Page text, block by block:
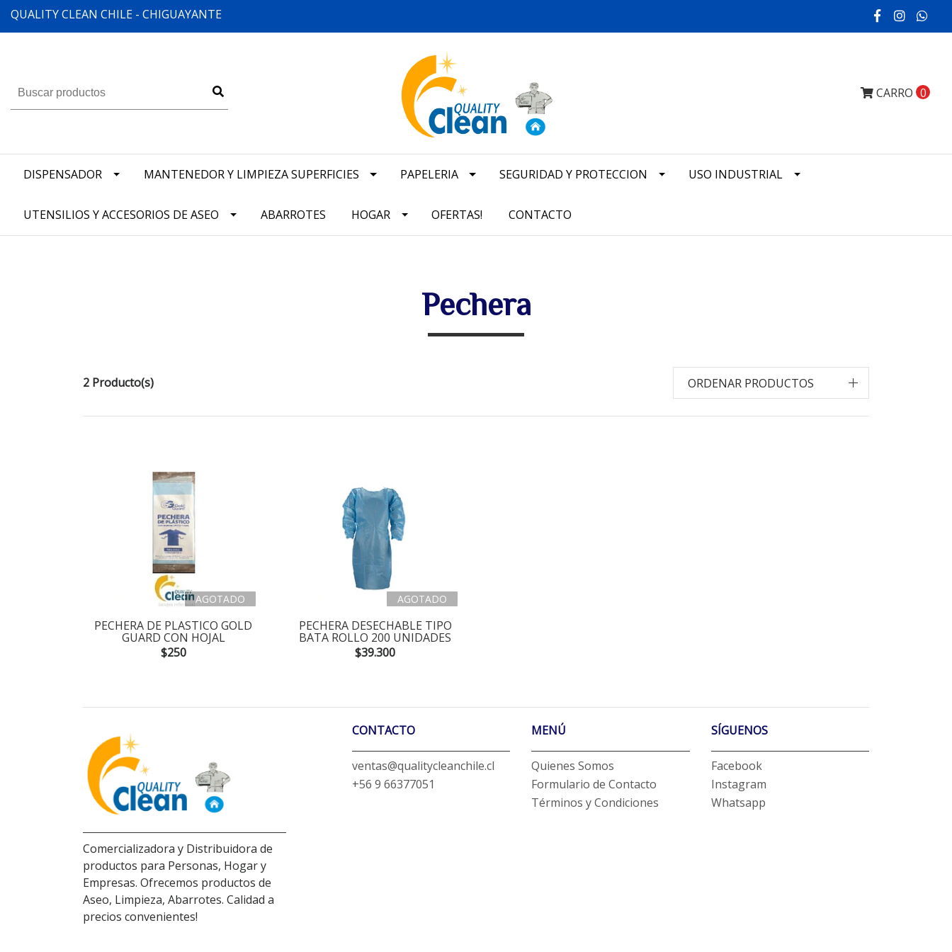
QUALITY CLEAN CHILE - CHIGUAYANTE
CARRO 0
DISPENSADOR MANTENEDOR Y LIMPIEZA SUPERFICIES PAPELERIA SEGURIDAD Y PROTECCION USO INDUSTRIAL
UTENSILIOS Y ACCESORIOS DE ASEO ABARROTES HOGAR OFERTAS! CONTACTO
Pechera
2 Producto(s) ORDENAR PRODUCTOS
AGOTADO
PECHERA DE PLASTICO GOLD
GUARD CON HOJAL
$250
AGOTADO
PECHERA DESECHABLE TIPO
BATA ROLLO 200 UNIDADES
$39.300
Comercializadora y Distribuidora de
productos para Personas, Hogar y
Empresas. Ofrecemos productos de
Aseo, Limpieza, Abarrotes. Calidad a
precios convenientes!
CONTACTO
ventas@qualitycleanchile.cl
+56 9 66377051
MENÚ
Quienes Somos
Formulario de Contacto
Términos y Condiciones
SÍGUENOS
Facebook
Instagram
Whatsapp